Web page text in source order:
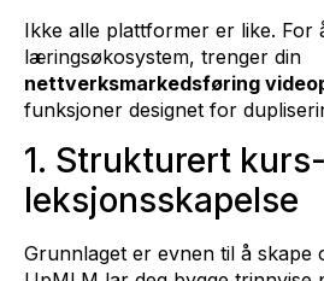
Ikke alle plattformer er like. For
læringsøkosystem, trenger din
nettverksmarkedsføring
funksjoner designet for
1. Strukturert
leksjonsskapelse
Grunnlaget er evnen til å skape